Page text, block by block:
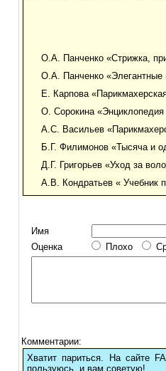
О.А. Панченко «Стрижка,
О.А. Панченко «Элегантные
Е. Карпова
О. Сорокина «Энциклопедия
А.С. Васильев
Б.Г. Филимонов «Тысяча и
Д.Г. Григорьев «Уход за
А.В. Кондратьев « Учебник
Имя
Оценка
Плохо
Комментарии:
Хватит париться. На сайте
пользуюсь, и вам советую!